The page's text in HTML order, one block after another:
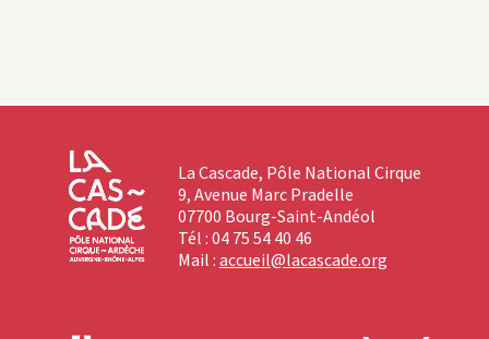
La Cascade, Pôle National Cirque
9, Avenue Marc Pradelle
07700 Bourg-Saint-Andéol
Tél : 04 75 54 40 46
Mail :accueil@lacascade.org